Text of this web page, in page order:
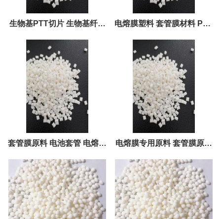
生物基PTT切片 生物基纤维
材料
电熔膜塑料 套管膜材料 PTT
材料 电池膜原料
套管膜原料 电池套管 电熔套
管膜PTT原料
电熔膜专用原料 套管膜原料
PTT切片树脂